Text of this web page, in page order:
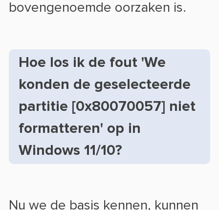
bovengenoemde oorzaken is.
Hoe los ik de fout 'We
konden de geselecteerde
partitie [0x80070057] niet
formatteren' op in
Windows 11/10?
Nu we de basis kennen, kunnen